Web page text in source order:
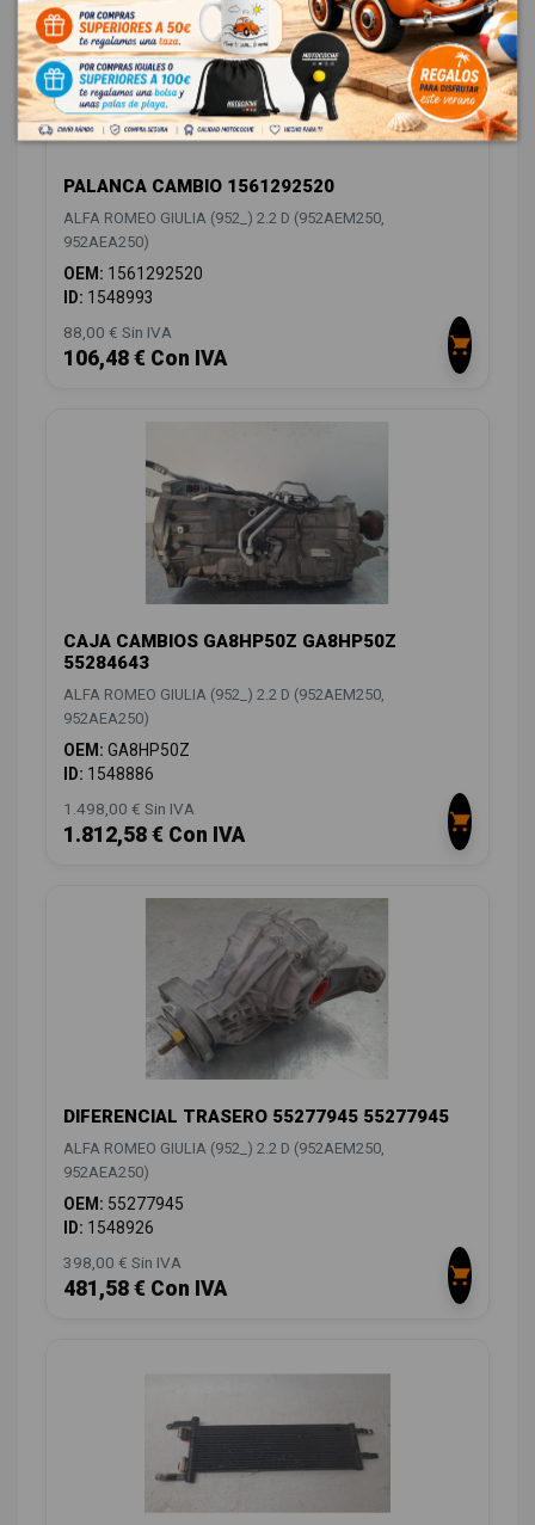
PALANCA CAMBIO 1561292520
ALFA ROMEO GIULIA (952_) 2.2 D (952AEM250,
952AEA250)
OEM: 1561292520
ID: 1548993
88,00 € Sin IVA
106,48 € Con IVA
CAJA CAMBIOS GA8HP50Z GA8HP50Z
55284643
ALFA ROMEO GIULIA (952_) 2.2 D (952AEM250,
952AEA250)
OEM: GA8HP50Z
ID: 1548886
1.498,00 € Sin IVA
1.812,58 € Con IVA
DIFERENCIAL TRASERO 55277945 55277945
ALFA ROMEO GIULIA (952_) 2.2 D (952AEM250,
952AEA250)
OEM: 55277945
ID: 1548926
398,00 € Sin IVA
481,58 € Con IVA